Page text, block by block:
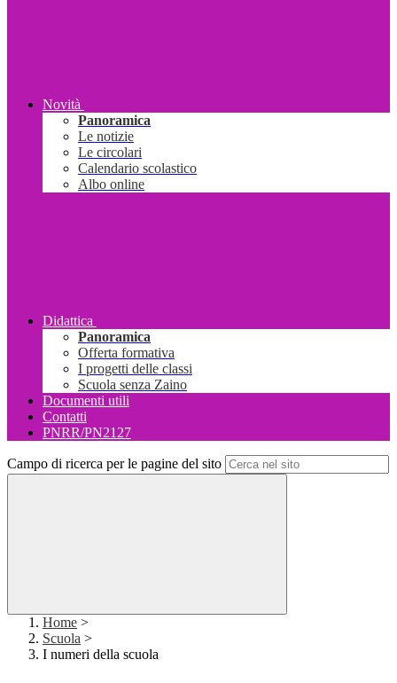
Novità
Panoramica
Le notizie
Le circolari
Calendario scolastico
Albo online
Didattica
Panoramica
Offerta formativa
I progetti delle classi
Scuola senza Zaino
Documenti utili
Contatti
PNRR/PN2127
Campo di ricerca per le pagine del sito
Home >
Scuola >
I numeri della scuola